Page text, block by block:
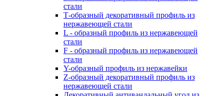
стали
Т-образный декоративный профиль из
нержавеющей стали
L - образный профиль из нержавеющей
стали
F - образный профиль из нержавеющей
стали
Y-образный профиль из нержавейки
Z-образный декоративный профиль из
нержавеющей стали